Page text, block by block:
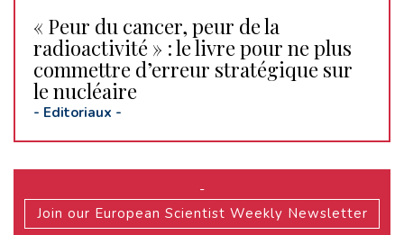
« Peur du cancer, peur de la
radioactivité » : le livre pour ne plus
commettre d’erreur stratégique sur
le nucléaire
- Editoriaux -
-
Join our European Scientist Weekly Newsletter